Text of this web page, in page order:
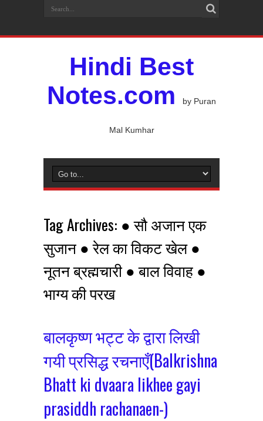
Hindi Best
Notes.com
by Puran
Mal Kumhar
Tag Archives: ● सौ अजान एक
सुजान ● रेल का विकट खेल ●
नूतन ब्रह्मचारी ● बाल विवाह ●
भाग्य की परख
बालकृष्ण भट्ट के द्वारा लिखी
गयी प्रसिद्ध रचनाएँ(Balkrishna
Bhatt ki dvaara likhee gayi
prasiddh rachanaen-)